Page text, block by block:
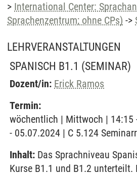
> International Center:
Sprachenzentrum; ohne CPs) ->
LEHRVERANSTALTUNGEN
SPANISCH B1.1 (SEMINAR)
Dozent/in: Erick Ramos
Termin:
wöchentlich | Mittwoch | 14:15
- 05.07.2024 | C 5.124
Inhalt: Das Sprachniveau
Kurse B1.1 und B1.2 unterteilt.